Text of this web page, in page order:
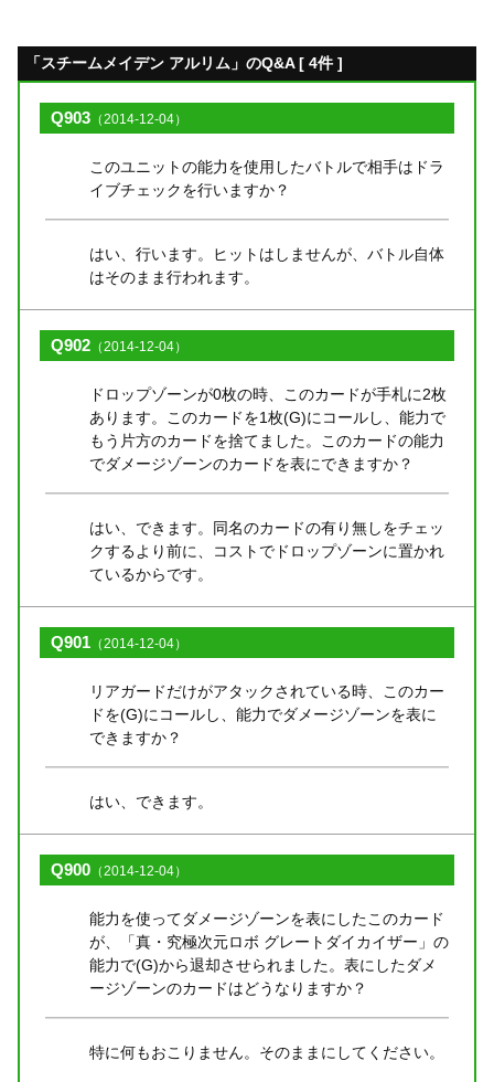
「スチームメイデン アルリム」のQ&A [ 4件 ]
Q903 （2014-12-04）
このユニットの能力を使用したバトルで相手はドラ
イブチェックを行いますか？
はい、行います。ヒットはしませんが、バトル自体
はそのまま行われます。
Q902 （2014-12-04）
ドロップゾーンが0枚の時、このカードが手札に2枚
あります。このカードを1枚(G)にコールし、能力で
もう片方のカードを捨てました。このカードの能力
でダメージゾーンのカードを表にできますか？
はい、できます。同名のカードの有り無しをチェッ
クするより前に、コストでドロップゾーンに置かれ
ているからです。
Q901 （2014-12-04）
リアガードだけがアタックされている時、このカー
ドを(G)にコールし、能力でダメージゾーンを表に
できますか？
はい、できます。
Q900 （2014-12-04）
能力を使ってダメージゾーンを表にしたこのカード
が、「真・究極次元ロボ グレートダイカイザー」の
能力で(G)から退却させられました。表にしたダメ
ージゾーンのカードはどうなりますか？
特に何もおこりません。そのままにしてください。